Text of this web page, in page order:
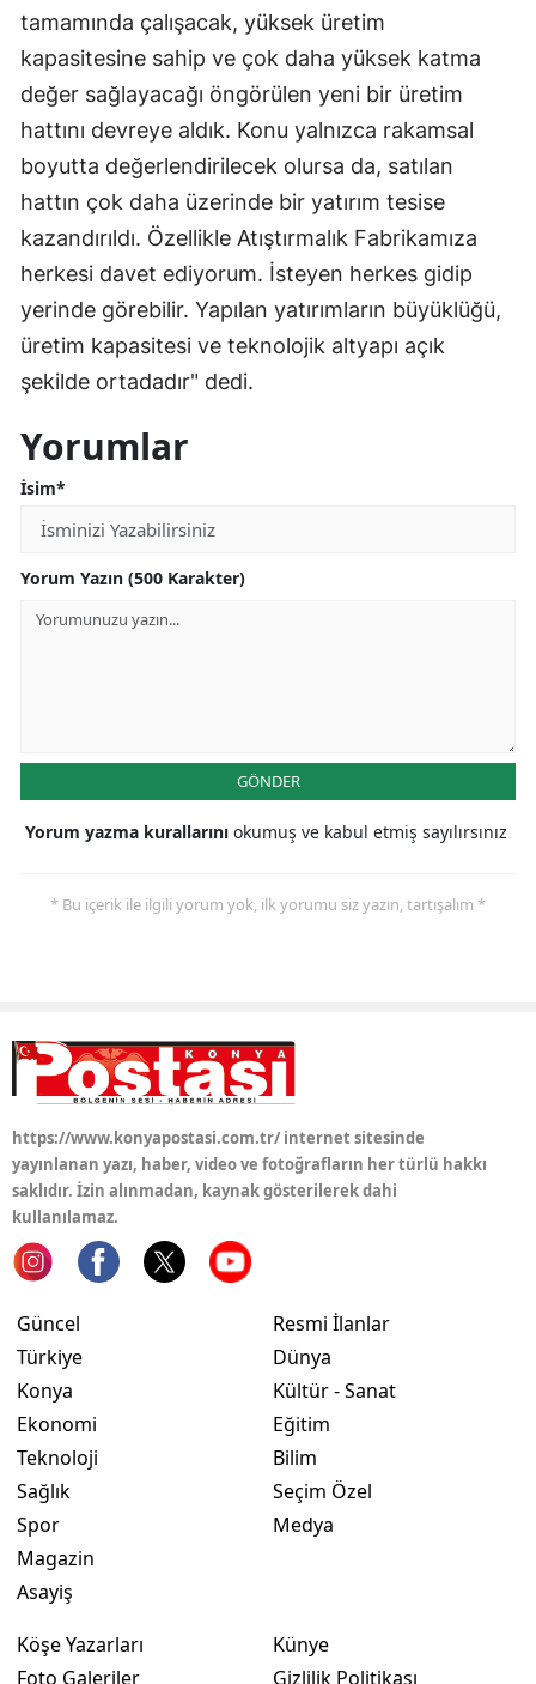
Rize
Sakarya
Siirt
Sinop
Sivas
Tekirdağ
Tokat
Bayburt
Karaman
Kırıkkale
Iğdır
Yalova
Düzce
tamamında çalışacak, yüksek üretim
kapasitesine sahip ve çok daha yüksek katma
değer sağlayacağı öngörülen yeni bir üretim
hattını devreye aldık. Konu yalnızca rakamsal
boyutta değerlendirilecek olursa da, satılan
hattın çok daha üzerinde bir yatırım tesise
kazandırıldı. Özellikle Atıştırmalık Fabrikamıza
herkesi davet ediyorum. İsteyen herkes gidip
yerinde görebilir. Yapılan yatırımların büyüklüğü,
üretim kapasitesi ve teknolojik altyapı açık
şekilde ortadadır" dedi.
Yorumlar
İsim*
Yorum Yazın (500 Karakter)
GÖNDER
Yorum yazma kurallarını okumuş ve kabul etmiş sayılırsınız
* Bu içerik ile ilgili yorum yok, ilk yorumu siz yazın, tartışalım *
https://www.konyapostasi.com.tr/ internet sitesinde
yayınlanan yazı, haber, video ve fotoğrafların her türlü hakkı
saklıdır. İzin alınmadan, kaynak gösterilerek dahi
kullanılamaz.
Güncel
Türkiye
Konya
Ekonomi
Teknoloji
Sağlık
Spor
Magazin
Asayiş
Resmi İlanlar
Dünya
Kültür - Sanat
Eğitim
Bilim
Seçim Özel
Medya
Köşe Yazarları
Foto Galeriler
Künye
Gizlilik Politikası